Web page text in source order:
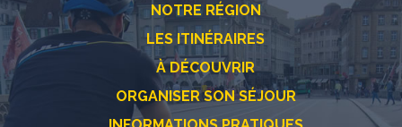
NOTRE RÉGION
LES ITINÉRAIRES
À DÉCOUVRIR
ORGANISER SON SÉJOUR